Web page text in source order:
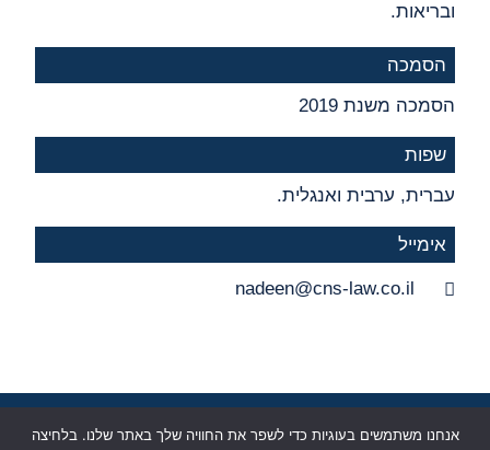
ובריאות.
הסמכה
הסמכה משנת 2019
שפות
עברית, ערבית ואנגלית.
אימייל
nadeen@cns-law.co.il
השחר, אריאל שרון 4 גבעתיים | 03-6758888
אנחנו משתמשים בעוגיות כדי לשפר את החוויה שלך באתר שלנו. בלחיצה